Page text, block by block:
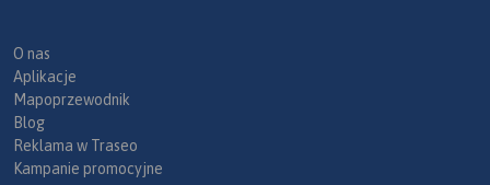
O nas
Aplikacje
Mapoprzewodnik
Blog
Reklama w Traseo
Kampanie promocyjne